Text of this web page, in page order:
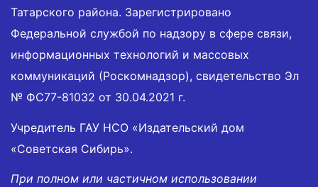
Татарского района. Зарегистрировано
Федеральной службой по надзору в сфере связи,
информационных технологий и массовых
коммуникаций (Роскомнадзор), свидетельство Эл
№ ФС77-81032 от 30.04.2021 г.
Учредитель ГАУ НСО «Издательский дом
«Советская Сибирь».
При полном или частичном использовании